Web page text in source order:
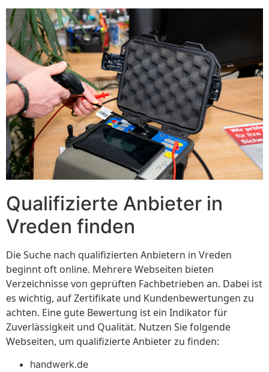
Qualifizierte Anbieter in
Vreden finden
Die Suche nach qualifizierten Anbietern in Vreden
beginnt oft online. Mehrere Webseiten bieten
Verzeichnisse von geprüften Fachbetrieben an. Dabei ist
es wichtig, auf Zertifikate und Kundenbewertungen zu
achten. Eine gute Bewertung ist ein Indikator für
Zuverlässigkeit und Qualität. Nutzen Sie folgende
Webseiten, um qualifizierte Anbieter zu finden:
handwerk.de